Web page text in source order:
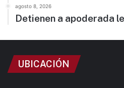
agosto 8, 2026
Detienen a apoderada
UBICACIÓN